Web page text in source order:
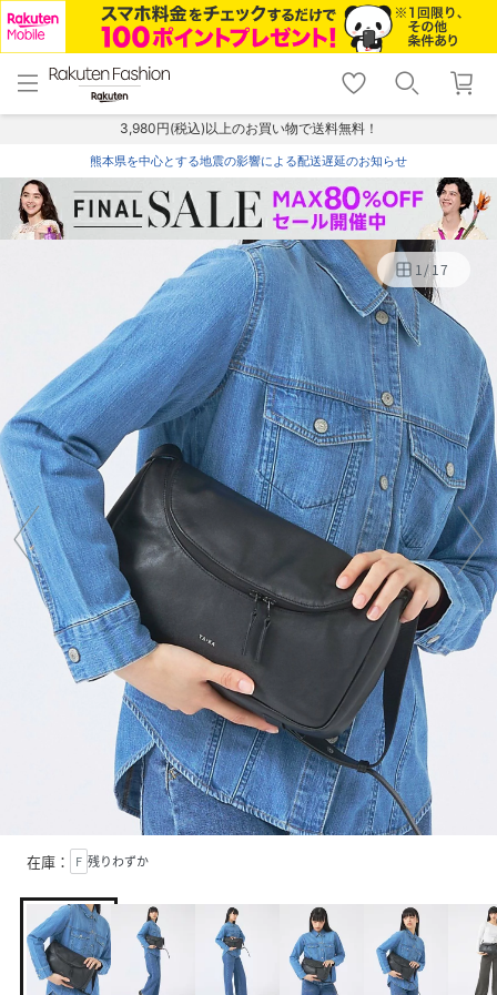
menu home
トップ
shopping_cart lock_outline
ログイン
3,980円(税込)以上のお買い物で送料無料！
熊本県を中心とする地震の影響による配送遅延のお知らせ
1/17
在庫： F 残りわずか